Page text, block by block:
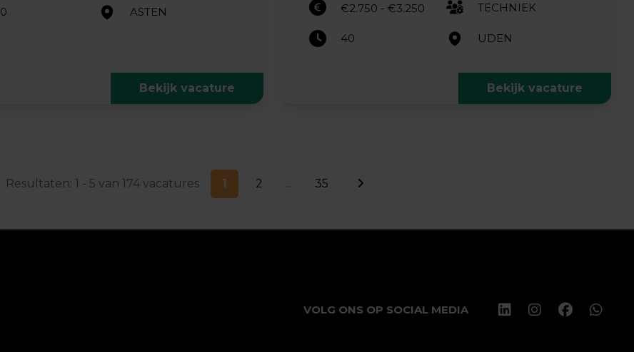
ASTEN
Bekijk vacature
€2.750 - €3.250 TECHNIEK
40 UDEN
Bekijk vacature
Resultaten: 1 - 5 van 174 vacatures 1 2 ... 35
VOLG ONS OP SOCIAL MEDIA